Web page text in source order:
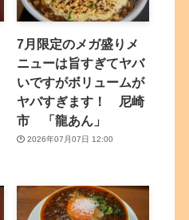
7月限定のメガ盛りメ
ニューは旨すぎてヤバ
いですがボリュームが
ヤバすぎます！ 尼崎
市 「龍あん」
2026年07月07日 12:00